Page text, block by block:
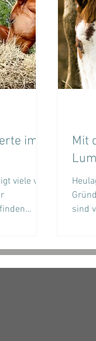
im
viele von
Mit
sind